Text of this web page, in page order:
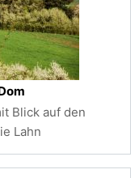
Blick auf den
Lahn